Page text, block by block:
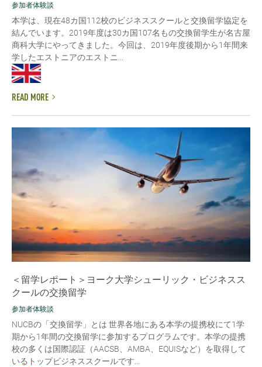
参加者体験談
本学は、現在48カ国112校のビジネススクールと交換留学協定を
結んでいます。2019年度は30カ国107名もの交換留学生が名古屋
商科大学にやってきました。今回は、2019年度後期から1年間来
学したエストニアのエストニ...
READ MORE
＜留学レポート＞ヨーク大学シューリック・ビジネスス
クールの交換留学
参加者体験談
NUCBの「交換留学」とは 世界各地にある本学の提携校にて1学
期から1年間の交換留学に参加するプログラムです。本学の提携
校の多くは国際認証（AACSB、AMBA、EQUISなど）を取得して
いるトップビジネススクールです...